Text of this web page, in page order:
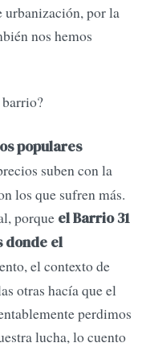
urbanización, por la
nos hemos
barrio?
populares
suben con la
los que sufren más.
porque el Barrio 31
donde el
el contexto de
otras hacía que el
perdimos
lucha, lo cuento